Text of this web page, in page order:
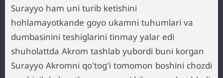
Surayyo ham uni turib ketishini
hohlamayotkande goyo ukamni tuhumlari va
dumbasinini teshiglarini tinmay yalar edi
shuholattda Akrom tashlab yubordi buni korgan
Surayyo Akromni qo'tog'i tomomon boshini chozdi